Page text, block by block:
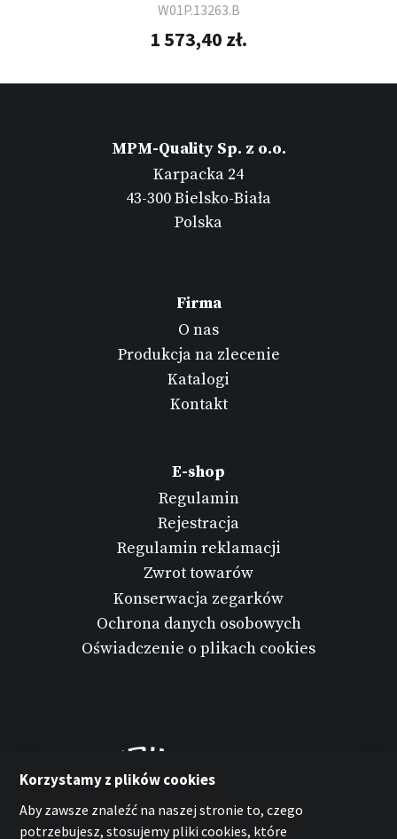
W01P.13263.B
1 573,40 zł.
MPM-Quality Sp. z o.o.
Karpacka 24
43-300 Bielsko-Biała
Polska
Firma
O nas
Produkcja na zlecenie
Katalogi
Kontakt
E-shop
Regulamin
Rejestracja
Regulamin reklamacji
Zwrot towarów
Konserwacja zegarków
Ochrona danych osobowych
Oświadczenie o plikach cookies
Korzystamy z plików cookies
Aby zawsze znaleźć na naszej stronie to, czego
potrzebujesz, stosujemy pliki cookies, które